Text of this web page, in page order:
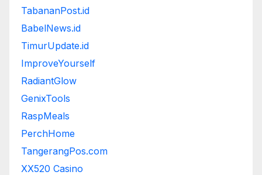
TabananPost.id
BabelNews.id
TimurUpdate.id
ImproveYourself
RadiantGlow
GenixTools
RaspMeals
PerchHome
TangerangPos.com
XX520 Casino